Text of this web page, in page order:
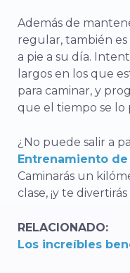
Además de
regular, también
a pie a su día.
largos en los que
para caminar, y
que el tiempo se lo
¿No puede salir a
Entrenamiento
Caminarás un
clase, ¡y te
RELACIONADO:
Los increíbles